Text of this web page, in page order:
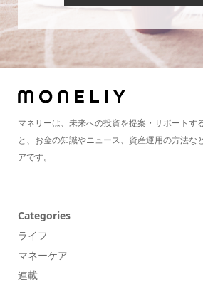
マネリーは、未来への投資を提案・サポートす
と、お金の知識やニュース、資産運用の方法な
アです。
Categories
ライフ
マネーケア
連載